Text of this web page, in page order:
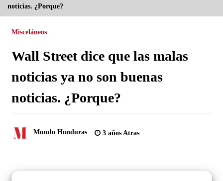
noticias. ¿Porque?
Misceláneos
Wall Street dice que las malas
noticias ya no son buenas
noticias. ¿Porque?
Mundo Honduras 3 años Atras